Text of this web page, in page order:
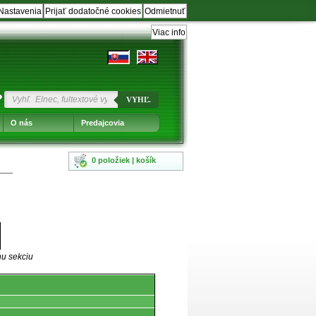
Odmietnuť
Prijať dodatočné cookies
Nastavenia
Viac info
VYHĽ.
O nás Predajcovia
0 položiek | košík
sekciu